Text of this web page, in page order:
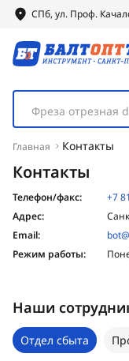
СПб, ул. Проф.
Фреза отрезная
Главная Контакты
Контакты
Телефон/факс:
+7
Адрес:
Email:
Режим работы:
Наши
Отдел сбыта